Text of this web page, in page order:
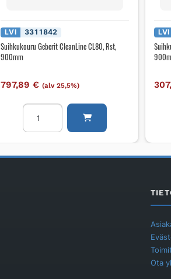
LVI 3311842
Suihkukouru Geberit CleanLine CL80, Rst,
900mm
797,89€ (alv 25,5%)
Suihkukouru
Geberit
CleanLine
Rst,
LVI
Ota